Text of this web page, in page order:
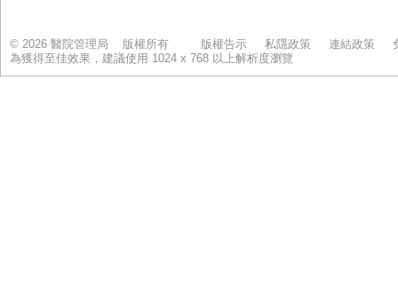
© 2026 醫院管理局 版權所有 版權告示 私隱政策 連結政策
為獲得至佳效果，建議使用 1024 x 768 以上解析度瀏覽